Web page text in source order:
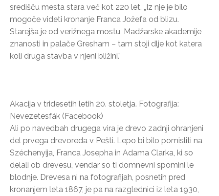
središču mesta stara več kot 220 let. „Iz nje je bilo
mogoče videti kronanje Franca Jožefa od blizu.
Starejša je od verižnega mostu, Madžarske akademije
znanosti in palače Gresham – tam stoji dlje kot katera
koli druga stavba v njeni bližini.”
Akacija v tridesetih letih 20. stoletja. Fotografija:
Nevezetesfák (Facebook)
Ali po navedbah drugega vira je drevo zadnji ohranjeni
del prvega drevoreda v Pešti. Lepo bi bilo pomisliti na
Széchenyija, Franca Josepha in Adama Clarka, ki so
delali ob drevesu, vendar so ti domnevni spomini le
blodnje. Drevesa ni na fotografijah, posnetih pred
kronanjem leta 1867, je pa na razglednici iz leta 1930,